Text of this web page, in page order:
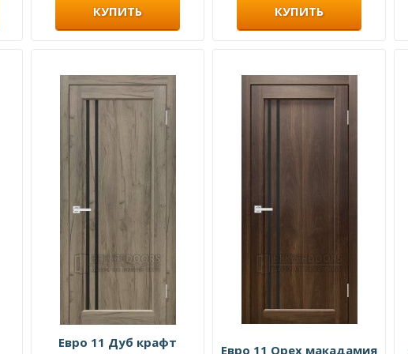
СЕРАЯ ЭМАЛЬ
СЕРЫЙ СОФТ ТАЧ
СНОУ ЭМАЛЬ
СУПЕРМАТ ГРАФИТ
ХОЛСТ СЕРЫЙ
ЧЕРНОЕ ДЕРЕВО
ЧЕРНЫЙ ОРЕХ
ЭМАЛИТ АЛЯСКА
ЭМАЛИТ БЕЛЫЙ
ЭМАЛИТ БЕЛЫЙ
КУПИТЬ КУПИТЬ
Евро 11 Дуб крафт
Евро 11 Орех макадамия